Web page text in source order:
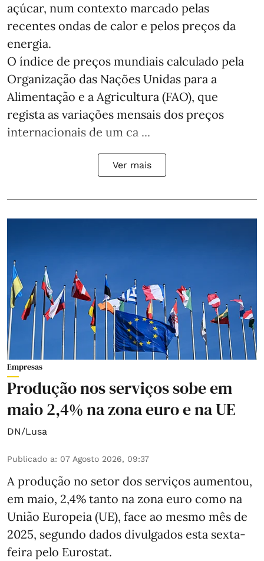
açúcar, num contexto marcado pelas
recentes ondas de calor e pelos preços da
energia.
O índice de preços mundiais calculado pela
Organização das Nações Unidas para a
Alimentação e a Agricultura (FAO), que
regista as variações mensais dos preços
internacionais de um ca ...
Ver mais
Empresas
Produção nos serviços sobe em
maio 2,4% na zona euro e na UE
DN/Lusa
Publicado a: 07 Agosto 2026, 09:37
A produção no setor dos serviços aumentou,
em maio, 2,4% tanto na zona euro como na
União Europeia (UE), face ao mesmo mês de
2025, segundo dados divulgados esta sexta-
feira pelo Eurostat.